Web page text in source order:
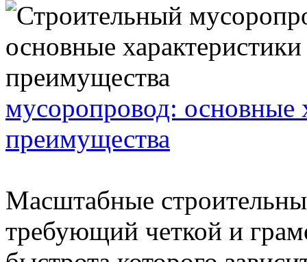
мусоропровод: основные
преимущества
Масштабные
требующий четкой и